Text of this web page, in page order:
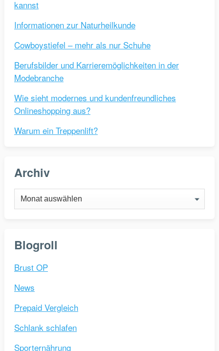
kannst
Informationen zur Naturheilkunde
Cowboystiefel – mehr als nur Schuhe
Berufsbilder und Karrieremöglichkeiten in der
Modebranche
Wie sieht modernes und kundenfreundliches
Onlineshopping aus?
Warum ein Treppenlift?
Archiv
Archiv
Blogroll
Brust OP
News
Prepaid Vergleich
Schlank schlafen
Sporternährung